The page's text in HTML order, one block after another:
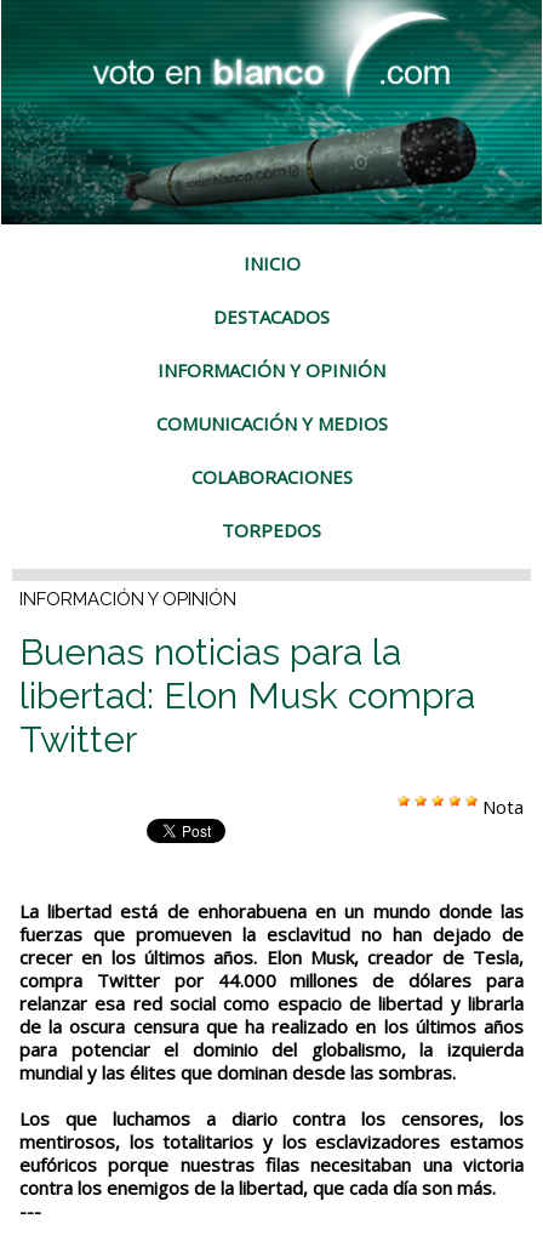
INICIO
DESTACADOS
INFORMACIÓN Y OPINIÓN
COMUNICACIÓN Y MEDIOS
COLABORACIONES
TORPEDOS
INFORMACIÓN Y OPINIÓN
Buenas noticias para la
libertad: Elon Musk compra
Twitter
Nota
La libertad está de enhorabuena en un mundo donde las
fuerzas que promueven la esclavitud no han dejado de
crecer en los últimos años. Elon Musk, creador de Tesla,
compra Twitter por 44.000 millones de dólares para
relanzar esa red social como espacio de libertad y librarla
de la oscura censura que ha realizado en los últimos años
para potenciar el dominio del globalismo, la izquierda
mundial y las élites que dominan desde las sombras.
Los que luchamos a diario contra los censores, los
mentirosos, los totalitarios y los esclavizadores estamos
eufóricos porque nuestras filas necesitaban una victoria
contra los enemigos de la libertad, que cada día son más.
---